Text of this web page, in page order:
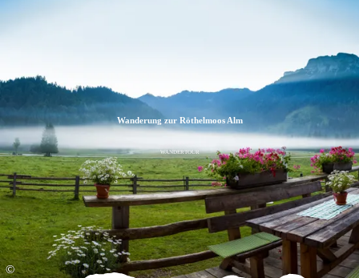
©
Wanderung zur Röthelmoos Alm
WANDERTOUR